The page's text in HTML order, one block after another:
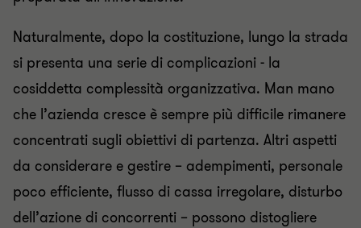
Naturalmente, dopo la costituzione, lungo la strada
si presenta una serie di complicazioni - la
cosiddetta complessità organizzativa. Man mano
che l’azienda cresce è sempre più difficile rimanere
concentrati sugli obiettivi di partenza. Altri aspetti
da considerare e gestire – adempimenti, personale
poco efficiente, flusso di cassa irregolare, disturbo
dell’azione di concorrenti – possono distogliere